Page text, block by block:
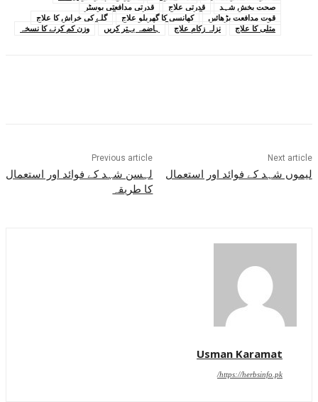
صحت بخش شہد
قدرتی علاج
قدرتی مدافعتی بوسٹر
قوت مدافعت بڑھائیں
کھانسی کا گھریلو علاج
گلے کی خراش کا علاج
متلی کا علاج
نزلہ زکام علاج ہاضمہ بہتر کریں وزن کم کرنے کا نسخہ
Previous article
لہسن شہد کے فوائد اور استعمال
کا طریقہ
Next article
لیموں شہد کے فوائد اور استعمال
Usman Karamat
https://herbsinfo.pk/